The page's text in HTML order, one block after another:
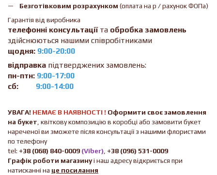
Безготівковим розрахунком (оплата на р / рахунок ФОПа)
Гарантія від виробника
телефонні консультації та обробка замовлень
здійснюються нашими співробітниками
щодня: 9:00-20:00
відправка підтверджених замовлень:
пн-птн: 9:00-17:00
сб:
9:00-14:00
УВАГА! НЕМАЄ В ​​НАЯВНОСТІ ! Оформити своє замовлення
на букет , квіткову композицію в коробці або замовити букет
нареченої ви зможете після консультації з нашими флористами
по телефону
tel: +38 (068) 840-0009 (Viber) +38 (096) 531-0009
Графік роботи магазинуі наш адресу відкриється при
натисканні на це посилання